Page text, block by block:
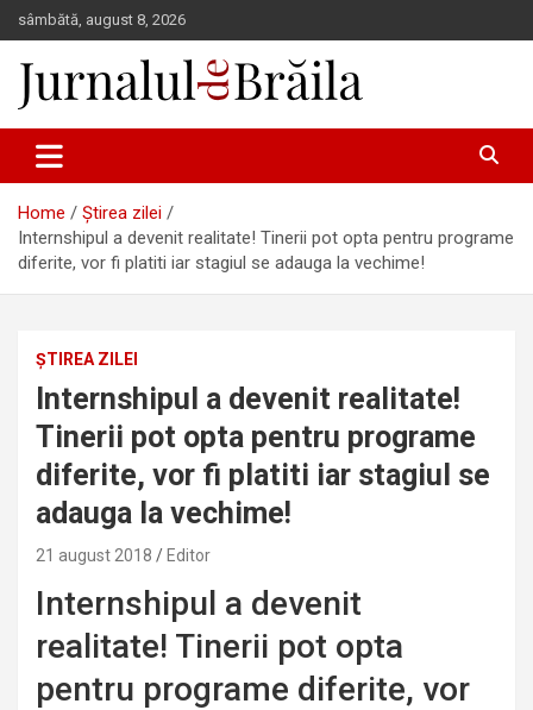
Skip
to
content
sâmbătă, august 8, 2026
Jurnalul de Brăila
Home
Știrea zilei
Internshipul a devenit realitate! Tinerii pot opta pentru programe
diferite, vor fi platiti iar stagiul se adauga la vechime!
ȘTIREA ZILEI
Internshipul a devenit realitate!
Tinerii pot opta pentru programe
diferite, vor fi platiti iar stagiul se
adauga la vechime!
21 august 2018 Editor
Internshipul a devenit
realitate! Tinerii pot opta
pentru programe diferite, vor